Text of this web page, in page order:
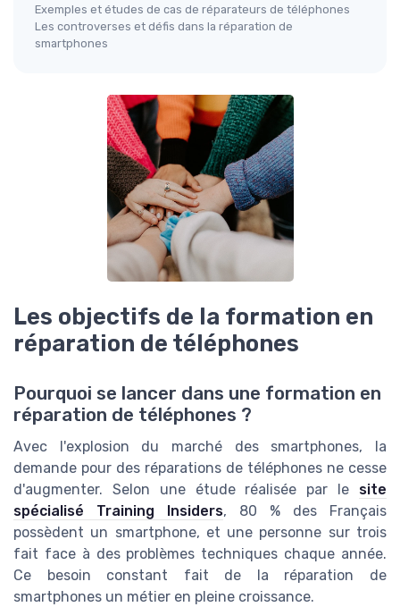
Exemples et études de cas de réparateurs de téléphones
Les controverses et défis dans la réparation de
smartphones
Les objectifs de la formation en
réparation de téléphones
Pourquoi se lancer dans une formation en
réparation de téléphones ?
Avec l'explosion du marché des smartphones, la
demande pour des réparations de téléphones ne cesse
d'augmenter. Selon une étude réalisée par le site
spécialisé Training Insiders, 80 % des Français
possèdent un smartphone, et une personne sur trois
fait face à des problèmes techniques chaque année.
Ce besoin constant fait de la réparation de
smartphones un métier en pleine croissance.